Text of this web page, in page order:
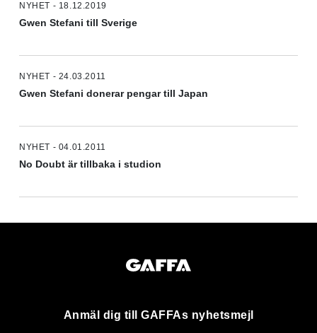
NYHET - 18.12.2019
Gwen Stefani till Sverige
NYHET - 24.03.2011
Gwen Stefani donerar pengar till Japan
NYHET - 04.01.2011
No Doubt är tillbaka i studion
Anmäl dig till GAFFAs nyhetsmejl